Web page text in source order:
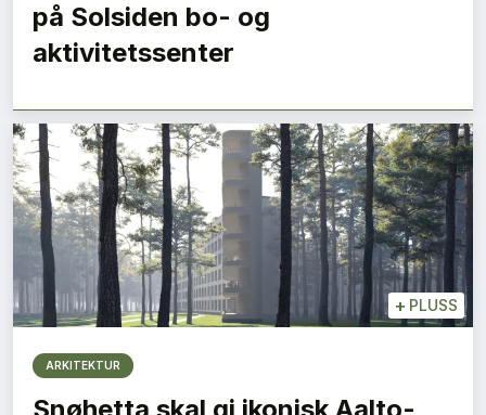
på Solsiden bo- og
aktivitetssenter
+ PLUSS
ARKITEKTUR